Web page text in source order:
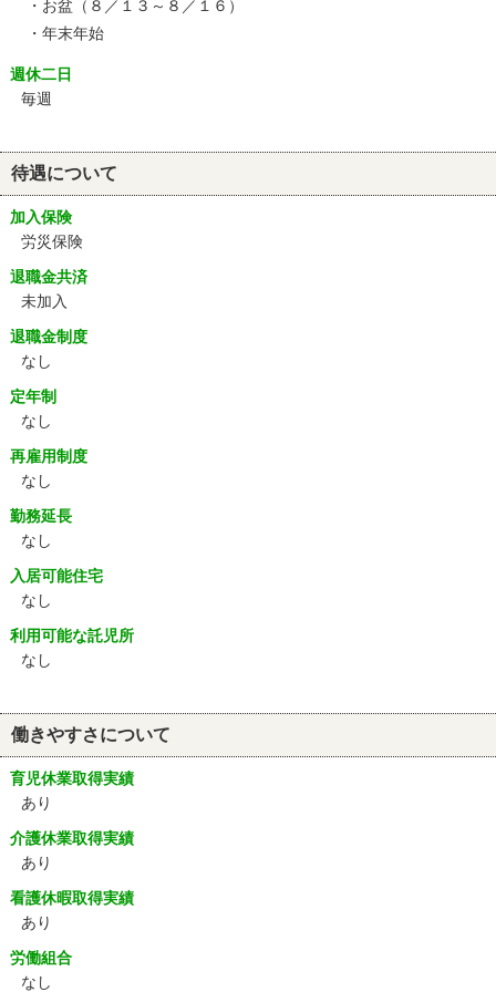
・お盆（８／１３～８／１６）
・年末年始
週休二日
毎週
待遇について
加入保険
労災保険
退職金共済
未加入
退職金制度
なし
定年制
なし
再雇用制度
なし
勤務延長
なし
入居可能住宅
なし
利用可能な託児所
なし
働きやすさについて
育児休業取得実績
あり
介護休業取得実績
あり
看護休暇取得実績
あり
労働組合
なし